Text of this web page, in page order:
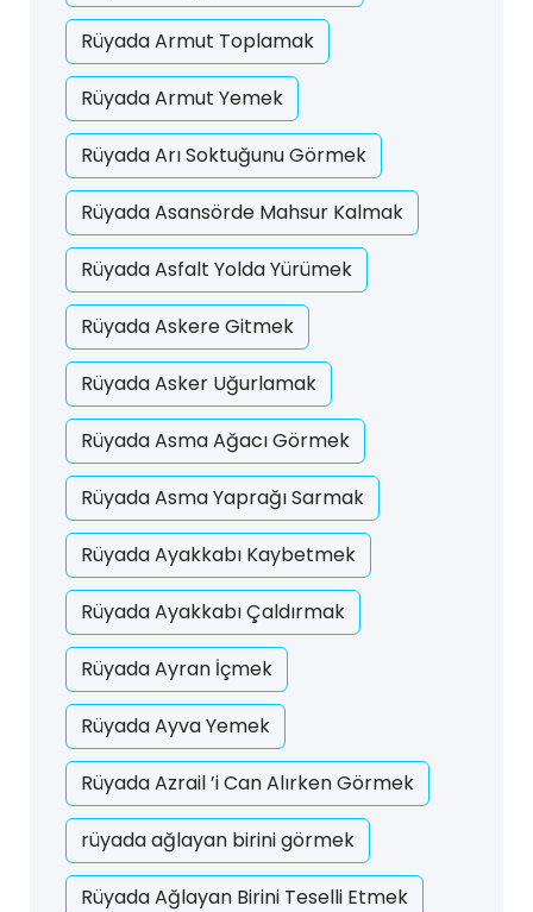
Rüyada Armut Toplamak
Rüyada Armut Yemek
Rüyada Arı Soktuğunu Görmek
Rüyada Asansörde Mahsur Kalmak
Rüyada Asfalt Yolda Yürümek
Rüyada Askere Gitmek
Rüyada Asker Uğurlamak
Rüyada Asma Ağacı Görmek
Rüyada Asma Yaprağı Sarmak
Rüyada Ayakkabı Kaybetmek
Rüyada Ayakkabı Çaldırmak
Rüyada Ayran İçmek
Rüyada Ayva Yemek
Rüyada Azrail ’i Can Alırken Görmek
rüyada ağlayan birini görmek
Rüyada Ağlayan Birini Teselli Etmek